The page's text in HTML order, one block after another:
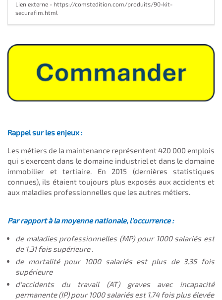
Lien externe - https://comstedition.com/produits/90-kit-
securafim.html
Rappel sur les enjeux :
Les métiers de la maintenance représentent 420 000 emplois
qui s'exercent dans le domaine industriel et dans le domaine
immobilier et tertiaire. En 2015 (dernières statistiques
connues), ils étaient toujours plus exposés aux accidents et
aux maladies professionnelles que les autres métiers.
Par rapport à la moyenne nationale, l'occurrence :
de maladies professionnelles (MP) pour 1000 salariés est
de 1,31 fois supérieure .
de mortalité pour 1000 salariés est plus de 3,35 fois
supérieure
d'accidents du travail (AT) graves avec incapacité
permanente (IP) pour 1000 salariés est 1,74 fois plus élevée